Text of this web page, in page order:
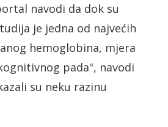
navodi da dok su
je jedna od najvećih
hemoglobina, mjera
pada", navodi
su neku razinu